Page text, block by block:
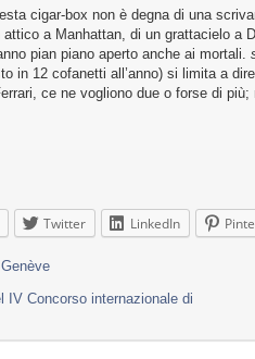
cigar-box non è degna di una
a Manhattan, di un grattacielo a
pian piano aperto anche ai mortali.
in 12 cofanetti all’anno) si limita a
ce ne vogliono due o forse di
Twitter LinkedIn
IV Concorso internazionale di